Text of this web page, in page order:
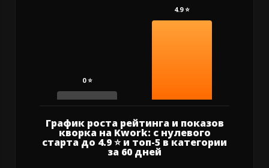
График роста рейтинга и показов
кворка на Kwork: с нулевого
старта до 4.9 ⭐ и топ-5 в категории
за 60 дней